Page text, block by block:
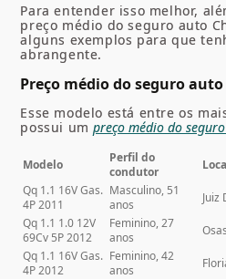
Para entender isso melhor,
preço médio do seguro auto
alguns exemplos para que
abrangente.
Preço médio do seguro auto
Esse modelo está entre os
possui umpreço médio do
Modelo
Perfil do
condutor
Qq 1.1 16V Gas.
4P 2011
Masculino, 51
anos
Juiz
Qq 1.1 1.0 12V
69Cv 5P 2012
Feminino, 27
anos
Qq 1.1 16V Gas.
4P 2012
Feminino, 42
anos